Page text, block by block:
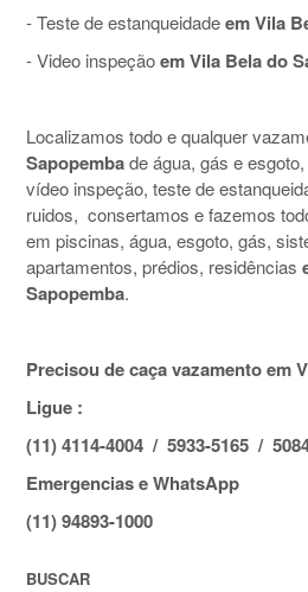
- Teste de estanqueidadeem Vila
- Video inspeçãoem Vila Bela do
Localizamos todo e qualquer
Sapopembade água, gás e
vídeo inspeção, teste de
ruidos, consertamos e fazemos
em piscinas, água, esgoto, gás,
apartamentos, prédios, residências
Sapopemba.
Precisou de caça vazamento em
Ligue :
(11) 4114-4004 / 5933-5165 /
Emergencias e WhatsApp
(11) 94893-1000
BUSCAR